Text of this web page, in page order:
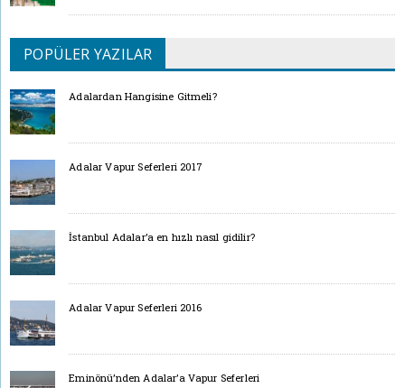
POPÜLER YAZILAR
Adalardan Hangisine Gitmeli?
Adalar Vapur Seferleri 2017
İstanbul Adalar’a en hızlı nasıl gidilir?
Adalar Vapur Seferleri 2016
Eminönü’nden Adalar’a Vapur Seferleri